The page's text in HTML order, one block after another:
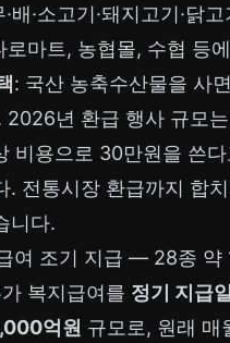
·배·소고기·돼지고기·닭
마트, 농협몰, 수협 등
: 국산 농축수산물을 사
2026년 환급 행사 규모
비용으로 30만원을 쓴
. 전통시장 환급까지 합
니다.
여 조기 지급 — 28종 약
복지급여를 정기 지급
억원 규모로, 원래 매